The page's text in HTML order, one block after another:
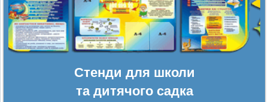
Стенди для школи
та дитячого садка